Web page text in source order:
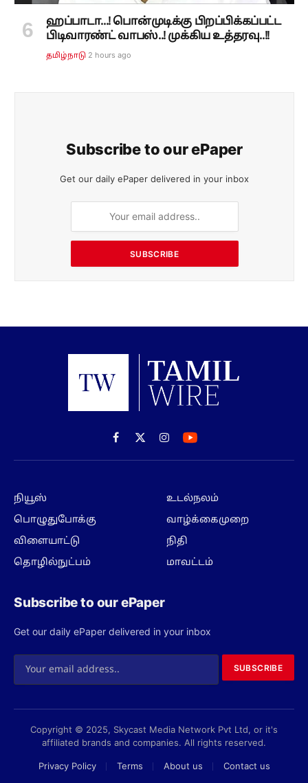
ஹப்பாடா...! பொன்முடிக்கு பிறப்பிக்கப்பட்ட
பிடிவாரண்ட் வாபஸ்..! முக்கிய உத்தரவு..!!
தமிழ்நாடு 2 hours ago
Subscribe to our ePaper
Get our daily ePaper delivered in your inbox
SUBSCRIBE
Facebook
X
(Twitter)
Instagram
நியூஸ்
பொழுதுபோக்கு
விளையாட்டு
தொழில்நுட்பம்
உடல்நலம்
வாழ்க்கைமுறை
நிதி
மாவட்டம்
Subscribe to our ePaper
Get our daily ePaper delivered in your inbox
SUBSCRIBE
Copyright © 2025, Skycast Media Network Pvt Ltd, or it's
affiliated brands and companies. All rights reserved.
Privacy Policy Terms About us Contact us